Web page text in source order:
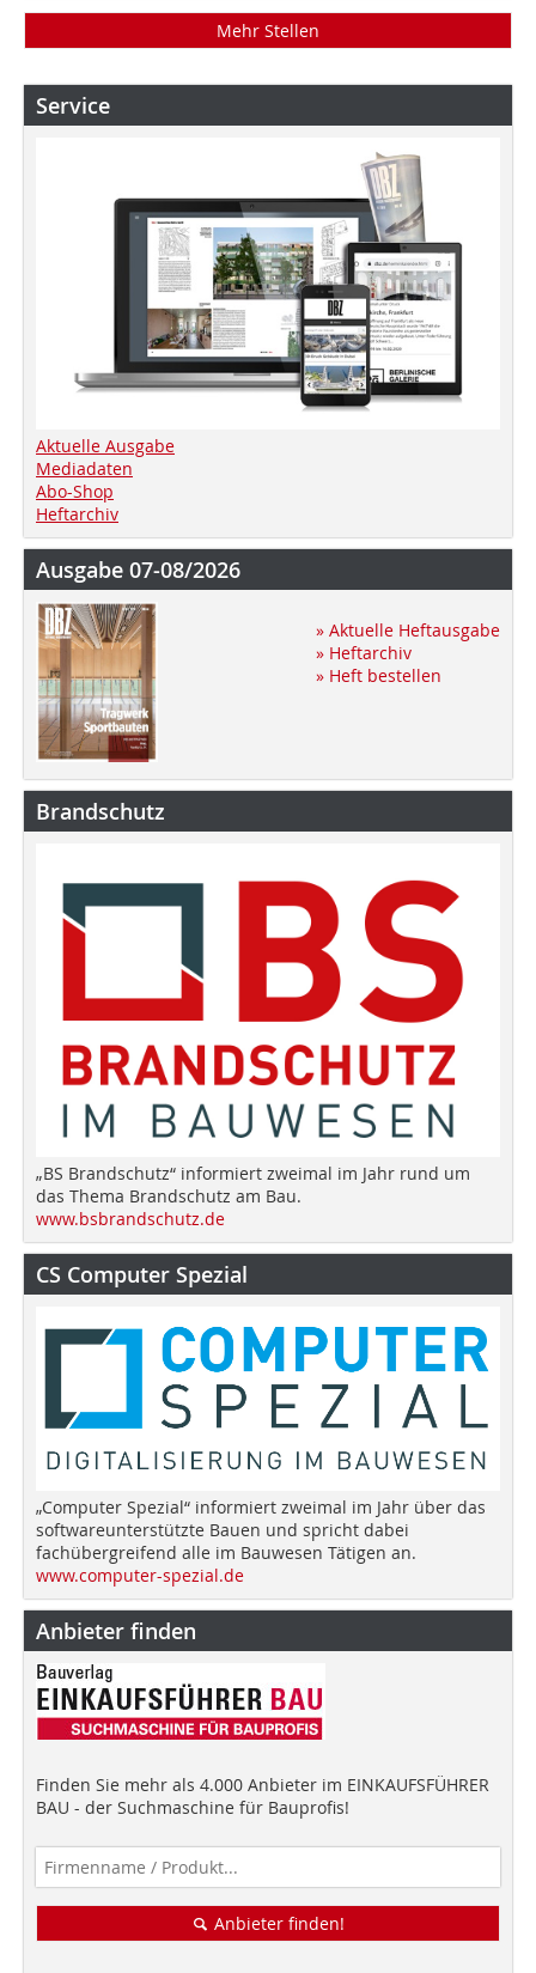
Mehr Stellen
Service
Aktuelle Ausgabe
Mediadaten
Abo-Shop
Heftarchiv
Ausgabe 07-08/2026
» Aktuelle Heftausgabe
» Heftarchiv
» Heft bestellen
Brandschutz
„BS Brandschutz“ informiert zweimal im Jahr rund um
das Thema Brandschutz am Bau.
www.bsbrandschutz.de
CS Computer Spezial
„Computer Spezial“ informiert zweimal im Jahr über das
softwareunterstützte Bauen und spricht dabei
fachübergreifend alle im Bauwesen Tätigen an.
www.computer-spezial.de
Anbieter finden
Finden Sie mehr als 4.000 Anbieter im EINKAUFSFÜHRER
BAU - der Suchmaschine für Bauprofis!
Anbieter finden!